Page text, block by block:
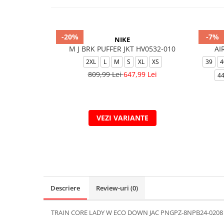
-20% NIKE
M J BRK PUFFER JKT HV0532-010
2XL L M S XL XS
809,99 Lei647,99 Lei
VEZI VARIANTE
-7%
39
Descriere Review-uri (0)
TRAIN CORE LADY W ECO DOWN JAC PNGPZ-8NPB24-0208